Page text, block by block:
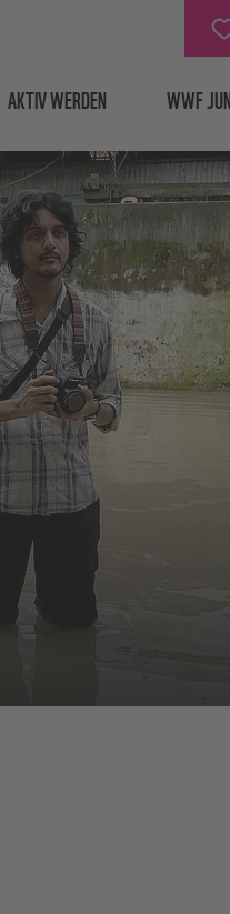
AKTIV WERDEN WWF